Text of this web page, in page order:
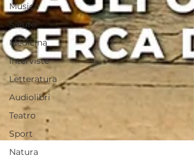
Musica
Salute
Medicina
Interviste
Letteratura
Audiolibri
Teatro
Sport
Natura